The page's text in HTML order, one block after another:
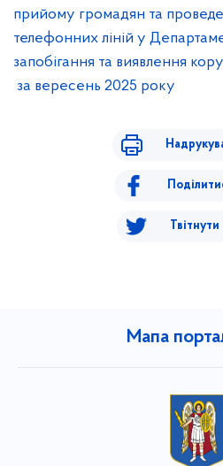
прийому громадян та
телефонних ліній у
запобігання та виявлення
за вересень 2025 року
Твітнути
Мапа